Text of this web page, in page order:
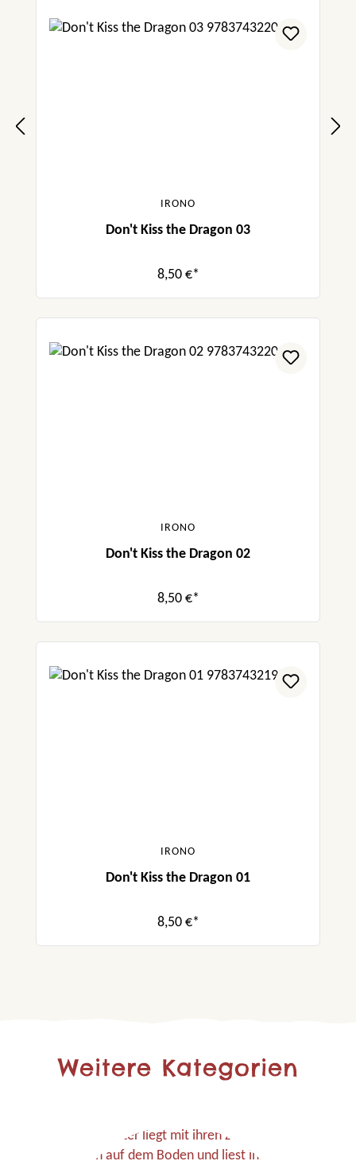
IRONO
Don't Kiss the Dragon 03
8,50 €*
IRONO
Don't Kiss the Dragon 02
8,50 €*
IRONO
Don't Kiss the Dragon 01
8,50 €*
Weitere Kategorien